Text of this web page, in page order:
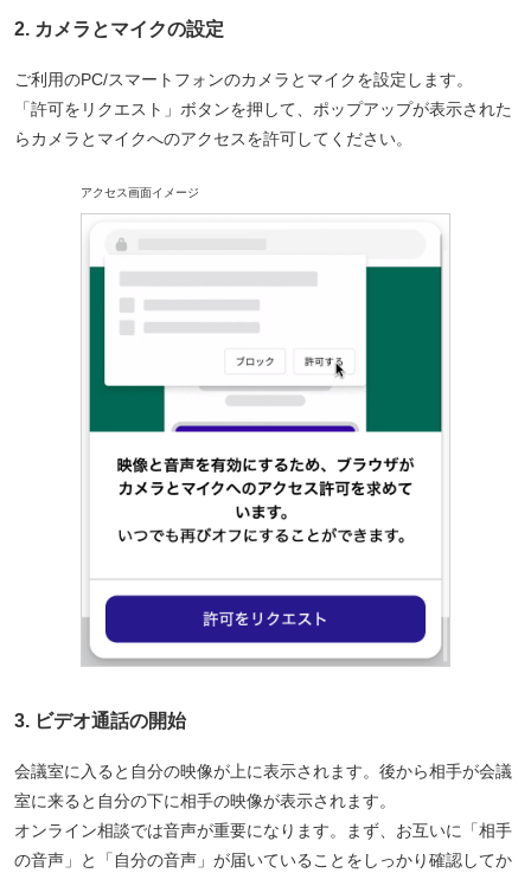
カメラとマイクの設定
ご利用のPC/スマートフォンのカメラとマイクを設定します。
「許可をリクエスト」ボタンを押して、ポップアップが表示された
らカメラとマイクへのアクセスを許可してください。
アクセス画面イメージ
ビデオ通話の開始
会議室に入ると自分の映像が上に表示されます。後から相手が会議
室に来ると自分の下に相手の映像が表示されます。
オンライン相談では音声が重要になります。まず、お互いに「相手
の音声」と「自分の音声」が届いていることをしっかり確認してか